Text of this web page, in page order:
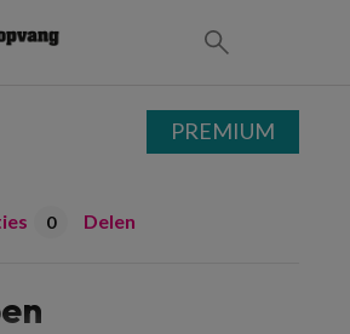
0 Delen
PREMIUM